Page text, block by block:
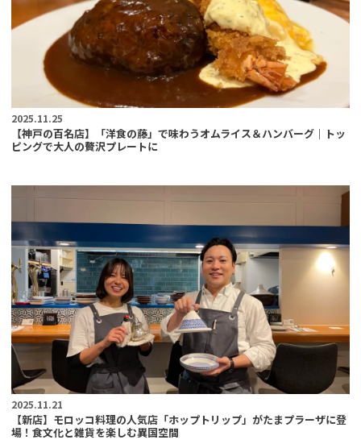
2025.11.25
【神戸の百名店】「洋食の藤」で味わうオムライス＆ハンバーグ｜トッ
ピングで大人の贅沢プレートに
2025.11.21
【新店】モロッコ料理の人気店「ホップトリップ」がたまプラーザに登
場！食文化と雑貨を楽しむ異国空間